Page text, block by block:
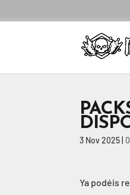
3 Nov 2025
Ya podéis